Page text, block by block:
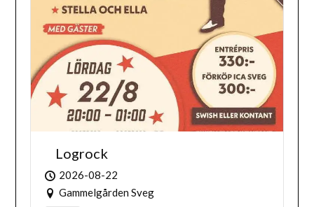
Logrock
2026-08-22
Gammelgården Sveg